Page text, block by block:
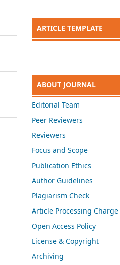
ARTICLE TEMPLATE
ABOUT JOURNAL
Editorial Team
Peer Reviewers
Reviewers
Focus and Scope
Publication Ethics
Author Guidelines
Plagiarism Check
Article Processing Charge
Open Access Policy
License & Copyright
Archiving